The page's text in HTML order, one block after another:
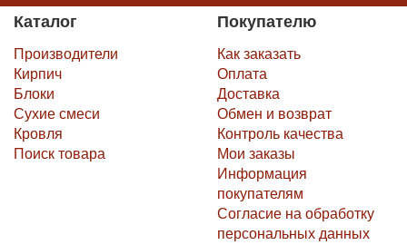
Каталог
Производители
Кирпич
Блоки
Сухие смеси
Кровля
Поиск товара
Покупателю
Как заказать
Оплата
Доставка
Обмен и возврат
Контроль качества
Мои заказы
Информация
покупателям
Согласие на обработку
персональных данных